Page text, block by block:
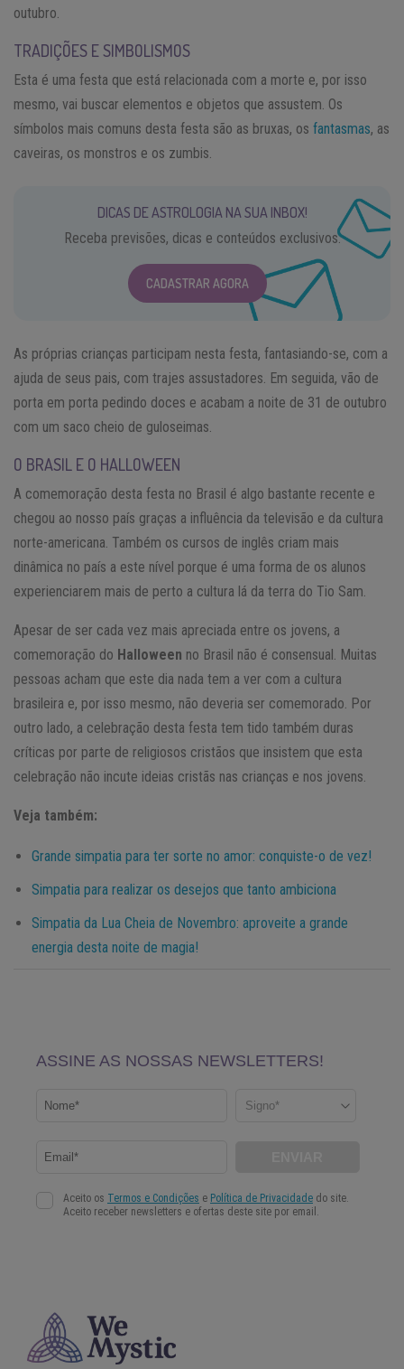
outubro.
TRADIÇÕES E SIMBOLISMOS
Esta é uma festa que está relacionada com a morte e, por isso
mesmo, vai buscar elementos e objetos que assustem. Os
símbolos mais comuns desta festa são as bruxas, os fantasmas, as
caveiras, os monstros e os zumbis.
DICAS DE ASTROLOGIA NA SUA INBOX!
Receba previsões, dicas e conteúdos exclusivos.
CADASTRAR AGORA
As próprias crianças participam nesta festa, fantasiando-se, com a
ajuda de seus pais, com trajes assustadores. Em seguida, vão de
porta em porta pedindo doces e acabam a noite de 31 de outubro
com um saco cheio de guloseimas.
O BRASIL E O HALLOWEEN
A comemoração desta festa no Brasil é algo bastante recente e
chegou ao nosso país graças a influência da televisão e da cultura
norte-americana. Também os cursos de inglês criam mais
dinâmica no país a este nível porque é uma forma de os alunos
experienciarem mais de perto a cultura lá da terra do Tio Sam.
Apesar de ser cada vez mais apreciada entre os jovens, a
comemoração do Halloween no Brasil não é consensual. Muitas
pessoas acham que este dia nada tem a ver com a cultura
brasileira e, por isso mesmo, não deveria ser comemorado. Por
outro lado, a celebração desta festa tem tido também duras
críticas por parte de religiosos cristãos que insistem que esta
celebração não incute ideias cristãs nas crianças e nos jovens.
Veja também:
Grande simpatia para ter sorte no amor: conquiste-o de vez!
Simpatia para realizar os desejos que tanto ambiciona​
Simpatia da Lua Cheia de Novembro: aproveite a grande
energia desta noite de magia!​